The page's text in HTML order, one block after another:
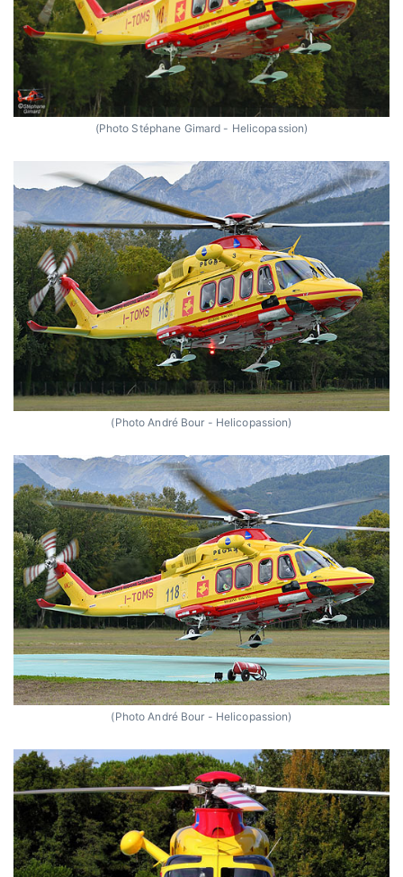
(Photo Stéphane Gimard - Helicopassion)
(Photo André Bour - Helicopassion)
(Photo André Bour - Helicopassion)